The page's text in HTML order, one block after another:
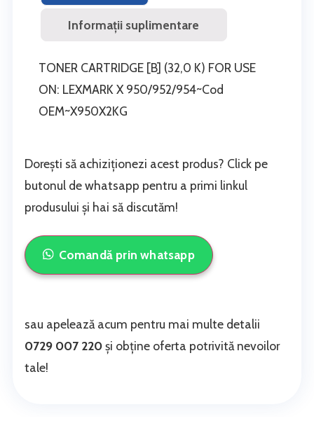
Informații suplimentare
TONER CARTRIDGE [B] (32,0 K) FOR USE
ON: LEXMARK X 950/952/954~Cod
OEM~X950X2KG
Dorești să achiziționezi acest produs? Click pe
butonul de whatsapp pentru a primi linkul
produsului și hai să discutăm!
Comandă prin whatsapp
sau apelează acum pentru mai multe detalii
0729 007 220și obține oferta potrivită nevoilor
tale!